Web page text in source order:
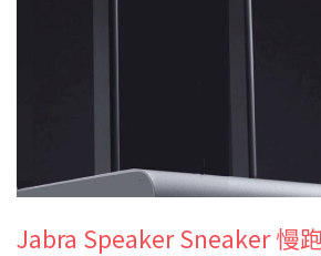
Jabra Speaker Sneaker 慢